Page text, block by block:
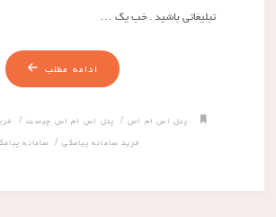
تبلیغاتی باشید . خب یک …
ادامه مطلب
پنل اس ام اس / پنل اس ام اس چیست/
خرید سامانه پیامکی/ سامانه پیامکی